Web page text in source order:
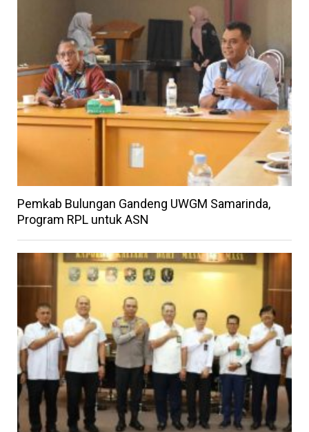
Pemkab Bulungan Gandeng UWGM Samarinda,
Program RPL untuk ASN